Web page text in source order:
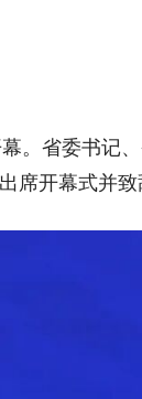
省委书记
席开幕式并致